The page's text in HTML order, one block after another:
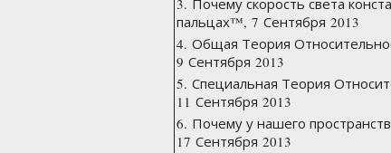
3. Почему скорость света
пальцах™, 7 Сентября 2013
4. Общая Теория
9 Сентября 2013
5. Специальная Теория
11 Сентября 2013
6. Почему у нашего
17 Сентября 2013